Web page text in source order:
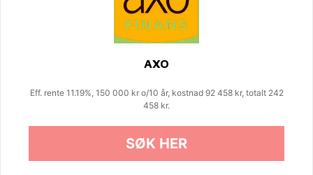
AXO
Eff. rente 11.19%, 150 000 kr o/10 år, kostnad 92 458 kr, totalt 242
458 kr.
SØK HER